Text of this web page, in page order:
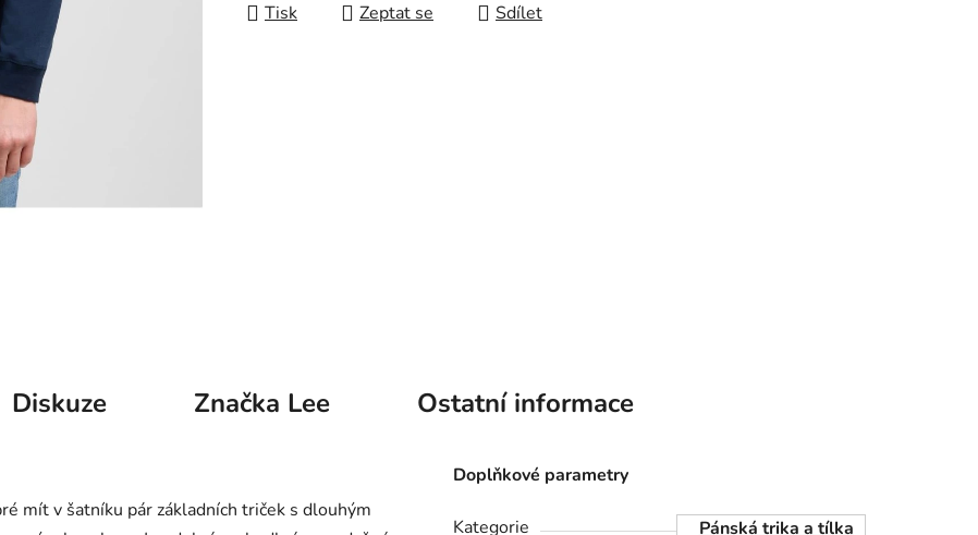
Tisk Zeptat se Sdílet
Diskuze Značka Lee Ostatní informace
mít v šatníku pár základních triček s dlouhým
Doplňkové parametry
Kategorie
Pánská trika a tílka